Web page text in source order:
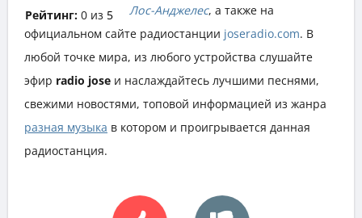
Рейтинг: 0из 5
Лос-Анджелес, а также на
официальном сайте радиостанции joseradio.com. В
любой точке мира, из любого устройства слушайте
эфир radio jose и наслаждайтесь лучшими песнями,
свежими новостями, топовой информацией из жанра
разная музыка в котором и проигрывается данная
радиостанция.